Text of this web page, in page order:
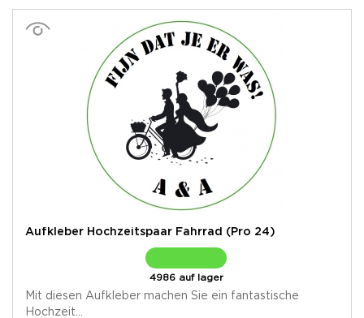
Aufkleber Hochzeitspaar Fahrrad (Pro 24)
4986 auf lager
Mit diesen Aufkleber machen Sie ein fantastische
Hochzeit...